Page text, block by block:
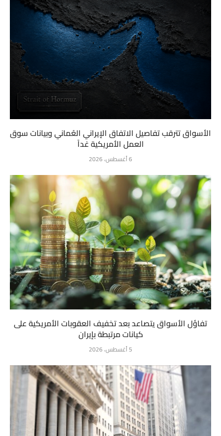
الأسواق تترقب تفاصيل الاتفاق الإيراني العُماني وبيانات سوق
العمل الأمريكية غداً
6 أغسطس، 2026
تفاؤل الأسواق يتصاعد بعد تخفيف العقوبات الأمريكية على
كيانات مرتبطة بإيران
5 أغسطس، 2026